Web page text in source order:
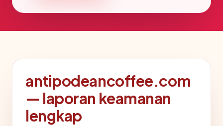
antipodeancoffee.com
— laporan keamanan
lengkap